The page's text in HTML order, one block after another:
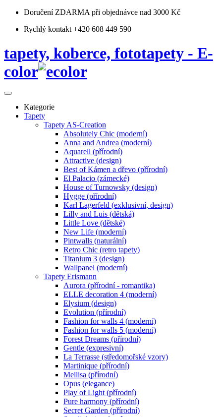
Doručení ZDARMA při objednávce nad 3000 Kč
Rychlý kontakt +420 608 449 590
tapety, koberce, fototapety - E-
color
Kategorie
Tapety
Tapety AS-Creation
Absolutely Chic (moderní)
Anna and Andrea (moderní)
Aquarell (přírodní)
Attractive (design)
Best of Kámen a dřevo (přírodní)
El Palacio (zámecké)
House of Turnowsky (design)
Hygge (přírodní)
Karl Lagerfeld (exklusivní, design)
Lilly and Luis (dětská)
Little Love (dětské)
New Life (moderní)
Pintwalls (naturální)
Retro Chic (retro tapety)
Titanium 3 (design)
Wallpanel (moderní)
Tapety Erismann
Aurora (přírodní - romantika)
ELLE decoration 4 (moderní)
Elysium (design)
Evolution (přírodní)
Fashion for walls 4 (moderní)
Fashion for walls 5 (moderní)
Forest Dreams (přírodní)
Gentle (expresivní)
La Terrasse (středomořské vzory)
Martinique (přírodní)
Mellisa (přírodní)
Opus (elegance)
Play of Light (přírodní)
Pure harmony (přírodní)
Secret Garden (přírodní)